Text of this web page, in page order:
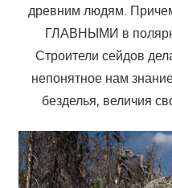
древним людям.
ГЛАВНЫМИ в
Строители сейдов
непонятное нам
безделья, величия